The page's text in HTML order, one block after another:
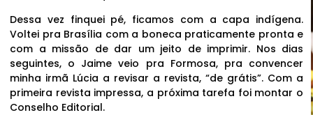
Dessa vez finquei pé, ficamos com a capa indígena.
Voltei pra Brasília com a boneca praticamente pronta e
com a missão de dar um jeito de imprimir. Nos dias
seguintes, o Jaime veio pra Formosa, pra convencer
minha irmã Lúcia a revisar a revista, “de grátis”. Com a
primeira revista impressa, a próxima tarefa foi montar o
Conselho Editorial.